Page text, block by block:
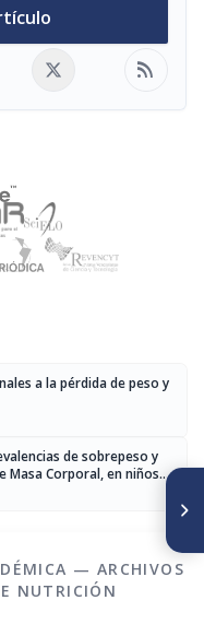
rss_feed
a la pérdida de peso y
de sobrepeso y
Masa Corporal, en niños
y sensorial de
dulces (cookies)
— ARCHIVOS
NUTRICIÓN